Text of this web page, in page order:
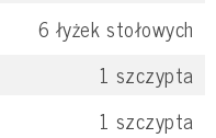
6 łyżek stołowych
1 szczypta
1 szczypta